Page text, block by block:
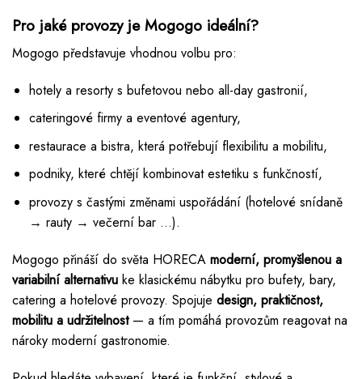
Pro jaké provozy je Mogogo ideální?
Mogogo představuje vhodnou volbu pro:
hotely a resorty s bufetovou nebo all-day gastronií,
cateringové firmy a eventové agentury,
restaurace a bistra, která potřebují flexibilitu a mobilitu,
podniky, které chtějí kombinovat estetiku s funkčností,
provozy s častými změnami uspořádání (hotelové snídaně
→ rauty → večerní bar …).
Mogogo přináší do světa HORECA moderní, promyšlenou a
variabilní alternativu ke klasickému nábytku pro bufety, bary,
catering a hotelové provozy. Spojuje design, praktičnost,
mobilitu a udržitelnost— a tím pomáhá provozům reagovat na
nároky moderní gastronomie.